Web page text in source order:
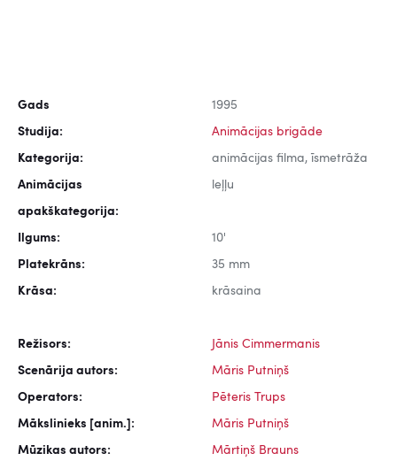
Gads 1995
Studija: Animācijas brigāde
Kategorija: animācijas filma, īsmetrāža
Animācijas
apakškategorija:
leļļu
Ilgums: 10'
Platekrāns: 35 mm
Krāsa: krāsaina
Režisors: Jānis Cimmermanis
Scenārija autors: Māris Putniņš
Operators: Pēteris Trups
Mākslinieks [anim.]: Māris Putniņš
Mūzikas autors: Mārtiņš Brauns